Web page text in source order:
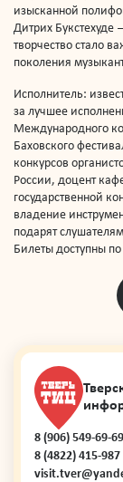
изысканной
Дитрих Букстехуде
творчество стало
поколения
Исполнитель:
за лучшее
Международного
Баховского
конкурсов
России, доцент
государственной
владение
подарят
Билеты доступны
8 (906) 549-69-69
8 (4822) 415-987